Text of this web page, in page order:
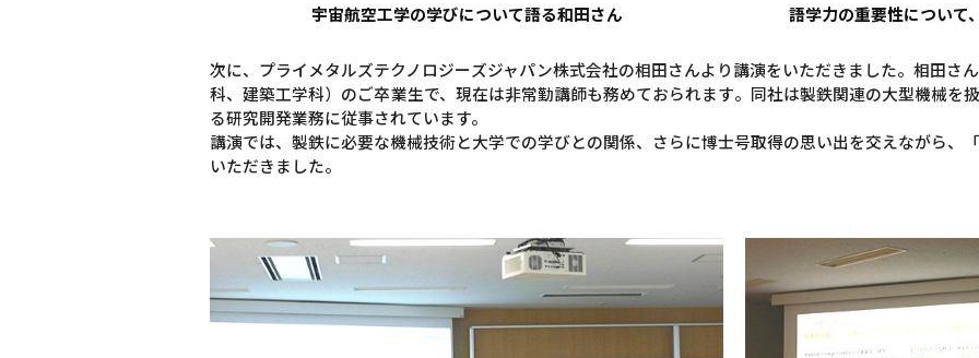
宇宙航空工学の学びについて語る和田さん 語学力の重要性について
次に、プライメタルズテクノロジーズジャパン株式会社の相田さんより講演をいただきました。相田さ
科、建築工学科）のご卒業生で、現在は非常勤講師も務めておられます。同社は製鉄関連の大型機械を
る研究開発業務に従事されています。
講演では、製鉄に必要な機械技術と大学での学びとの関係、さらに博士号取得の思い出を交えながら、
いただきました。